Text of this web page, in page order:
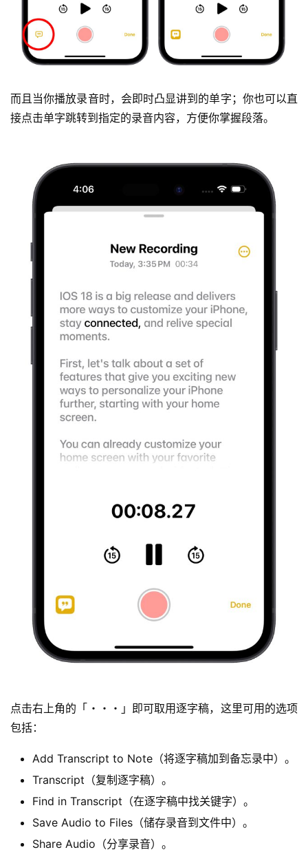
而且当你播放录音时，会即时凸显讲到的单字；你也可以直
接点击单字跳转到指定的录音内容，方便你掌握段落。
点击右上角的「・・・」即可取用逐字稿，这里可用的选项
包括：
Add Transcript to Note（将逐字稿加到备忘录中）。
Transcript（复制逐字稿）。
Find in Transcript（在逐字稿中找关键字）。
Save Audio to Files（储存录音到文件中）。
Share Audio（分享录音）。